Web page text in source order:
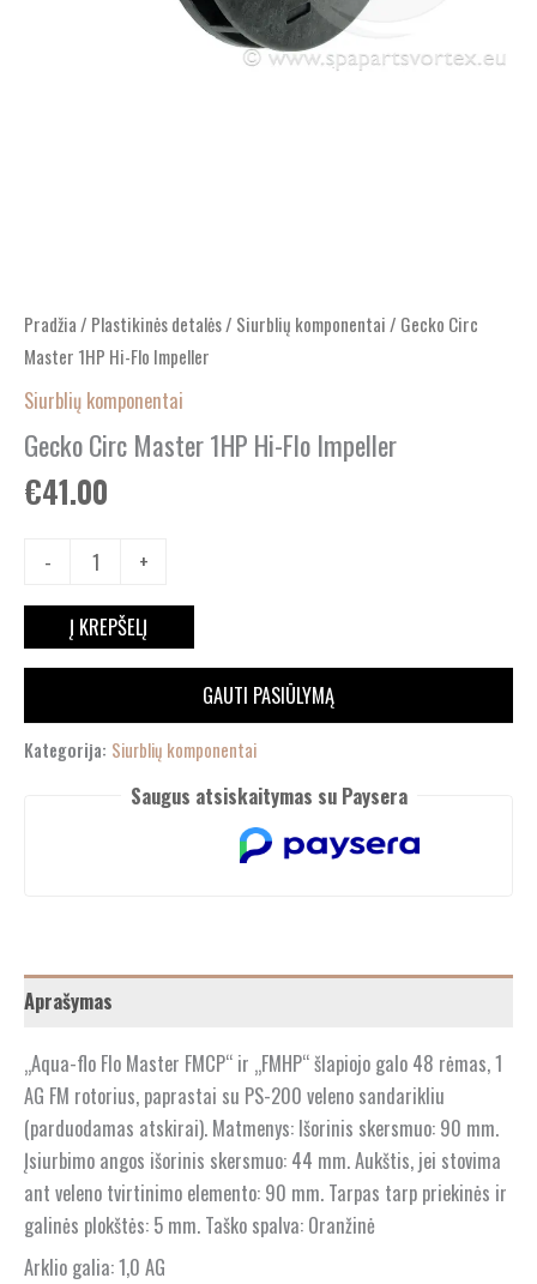
Pradžia / Plastikinės detalės/ Siurblių komponentai / Gecko Circ
Master 1HP Hi-Flo Impeller
Siurblių komponentai
Gecko Circ Master 1HP Hi-Flo Impeller
€41.00
- +
Į KREPŠELĮ
GAUTI PASIŪLYMĄ
Kategorija: Siurblių komponentai
Saugus atsiskaitymas su Paysera
Aprašymas
„Aqua-flo Flo Master FMCP“ ir „FMHP“ šlapiojo galo 48 rėmas, 1
AG FM rotorius, paprastai su PS-200 veleno sandarikliu
(parduodamas atskirai). Matmenys: Išorinis skersmuo: 90 mm.
Įsiurbimo angos išorinis skersmuo: 44 mm. Aukštis, jei stovima
ant veleno tvirtinimo elemento: 90 mm. Tarpas tarp priekinės ir
galinės plokštės: 5 mm. Taško spalva: Oranžinė
Arklio galia: 1,0 AG